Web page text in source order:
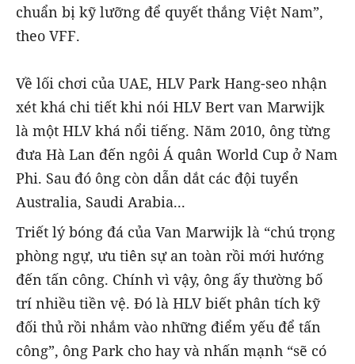
chuẩn bị kỹ lưỡng để quyết thắng Việt Nam”,
theo VFF.
Về lối chơi của UAE, HLV Park Hang-seo nhận
xét khá chi tiết khi nói HLV Bert van Marwijk
là một HLV khá nổi tiếng. Năm 2010, ông từng
đưa Hà Lan đến ngôi Á quân World Cup ở Nam
Phi. Sau đó ông còn dẫn dắt các đội tuyển
Australia, Saudi Arabia...
Triết lý bóng đá của Van Marwijk là “chú trọng
phòng ngự, ưu tiên sự an toàn rồi mới hướng
đến tấn công. Chính vì vậy, ông ấy thường bố
trí nhiều tiền vệ. Đó là HLV biết phân tích kỹ
đối thủ rồi nhắm vào những điểm yếu để tấn
công”, ông Park cho hay và nhấn mạnh “sẽ có